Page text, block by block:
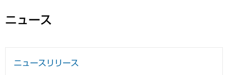
ニュース
ニュースリリース